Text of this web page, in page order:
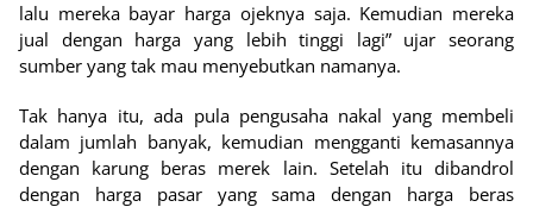
lalu mereka bayar harga ojeknya saja. Kemudian mereka
jual dengan harga yang lebih tinggi lagi” ujar seorang
sumber yang tak mau menyebutkan namanya.
Tak hanya itu, ada pula pengusaha nakal yang membeli
dalam jumlah banyak, kemudian mengganti kemasannya
dengan karung beras merek lain. Setelah itu dibandrol
dengan harga pasar yang sama dengan harga beras